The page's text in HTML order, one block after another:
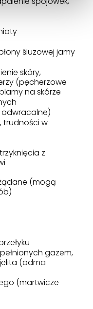
śluzowej jamy
skóry,
(pęcherzowe
na skórze
odwracalne)
trudności w
z
(mogą
gazem,
(odma
(martwicze